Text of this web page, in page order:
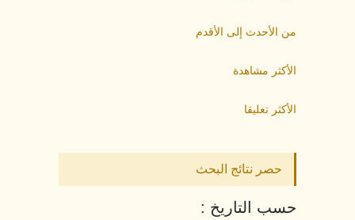
من الأحدث إلى الأقدم
الأكثر مشاهدة
الأكثر تعليقا
حصر نتائج البحث
حسب التاريخ :